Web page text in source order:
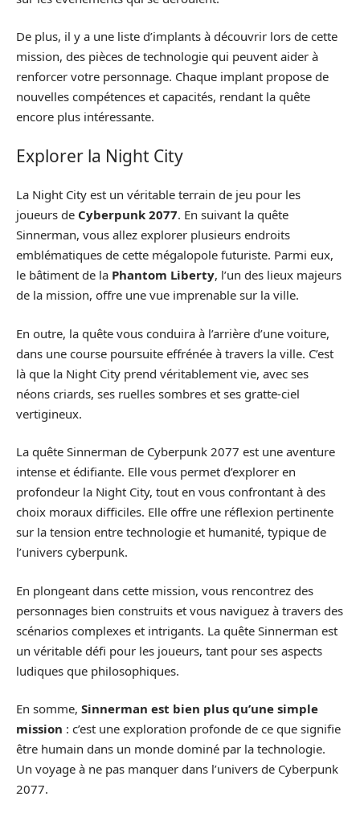
De plus, il y a une liste d’implants à découvrir lors de cette
mission, des pièces de technologie qui peuvent aider à
renforcer votre personnage. Chaque implant propose de
nouvelles compétences et capacités, rendant la quête
encore plus intéressante.
Explorer la Night City
La Night City est un véritable terrain de jeu pour les
joueurs de Cyberpunk 2077. En suivant la quête
Sinnerman, vous allez explorer plusieurs endroits
emblématiques de cette mégalopole futuriste. Parmi eux,
le bâtiment de la Phantom Liberty, l’un des lieux majeurs
de la mission, offre une vue imprenable sur la ville.
En outre, la quête vous conduira à l’arrière d’une voiture,
dans une course poursuite effrénée à travers la ville. C’est
là que la Night City prend véritablement vie, avec ses
néons criards, ses ruelles sombres et ses gratte-ciel
vertigineux.
La quête Sinnerman de Cyberpunk 2077 est une aventure
intense et édifiante. Elle vous permet d’explorer en
profondeur la Night City, tout en vous confrontant à des
choix moraux difficiles. Elle offre une réflexion pertinente
sur la tension entre technologie et humanité, typique de
l’univers cyberpunk.
En plongeant dans cette mission, vous rencontrez des
personnages bien construits et vous naviguez à travers des
scénarios complexes et intrigants. La quête Sinnerman est
un véritable défi pour les joueurs, tant pour ses aspects
ludiques que philosophiques.
En somme, Sinnerman est bien plus qu’une simple
mission : c’est une exploration profonde de ce que signifie
être humain dans un monde dominé par la technologie.
Un voyage à ne pas manquer dans l’univers de Cyberpunk
2077.